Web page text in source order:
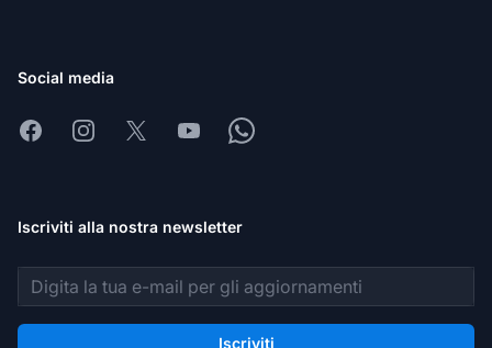
Social media
FacebookInstagram
X YoutubeWhatsapp
Iscriviti alla nostra newsletter
Indirizzo email
Iscriviti